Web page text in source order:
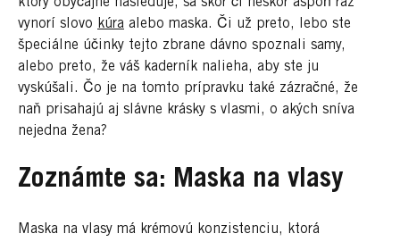
vynorí slovo kúra alebo maska. Či už preto, lebo ste
špeciálne účinky tejto zbrane dávno spoznali samy,
alebo preto, že váš kaderník nalieha, aby ste ju
vyskúšali. Čo je na tomto prípravku také zázračné, že
naň prisahajú aj slávne krásky s vlasmi, o akých sníva
nejedna žena?
Zoznámte sa: Maska na vlasy
Maska na vlasy má krémovú konzistenciu, ktorá